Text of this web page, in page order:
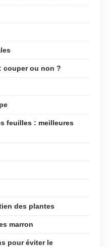
couper ou non ?
feuilles : meilleures
des plantes
marron
pour éviter le